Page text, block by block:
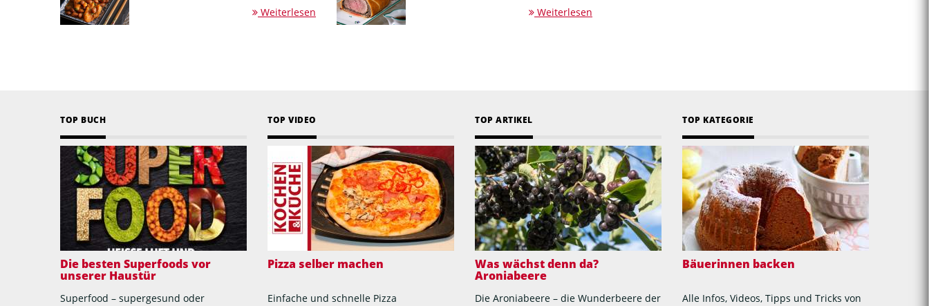
Weiterlesen Weiterlesen
TOP BUCH
Die besten Superfoods vor
unserer Haustür
Superfood – supergesund oder
TOP VIDEO
Pizza selber machen
Einfache und schnelle Pizza
TOP ARTIKEL
Was wächst denn da?
Aroniabeere
Die Aroniabeere – die Wunderbeere der
TOP KATEGORIE
Bäuerinnen backen
Alle Infos, Videos, Tipps und Tricks von